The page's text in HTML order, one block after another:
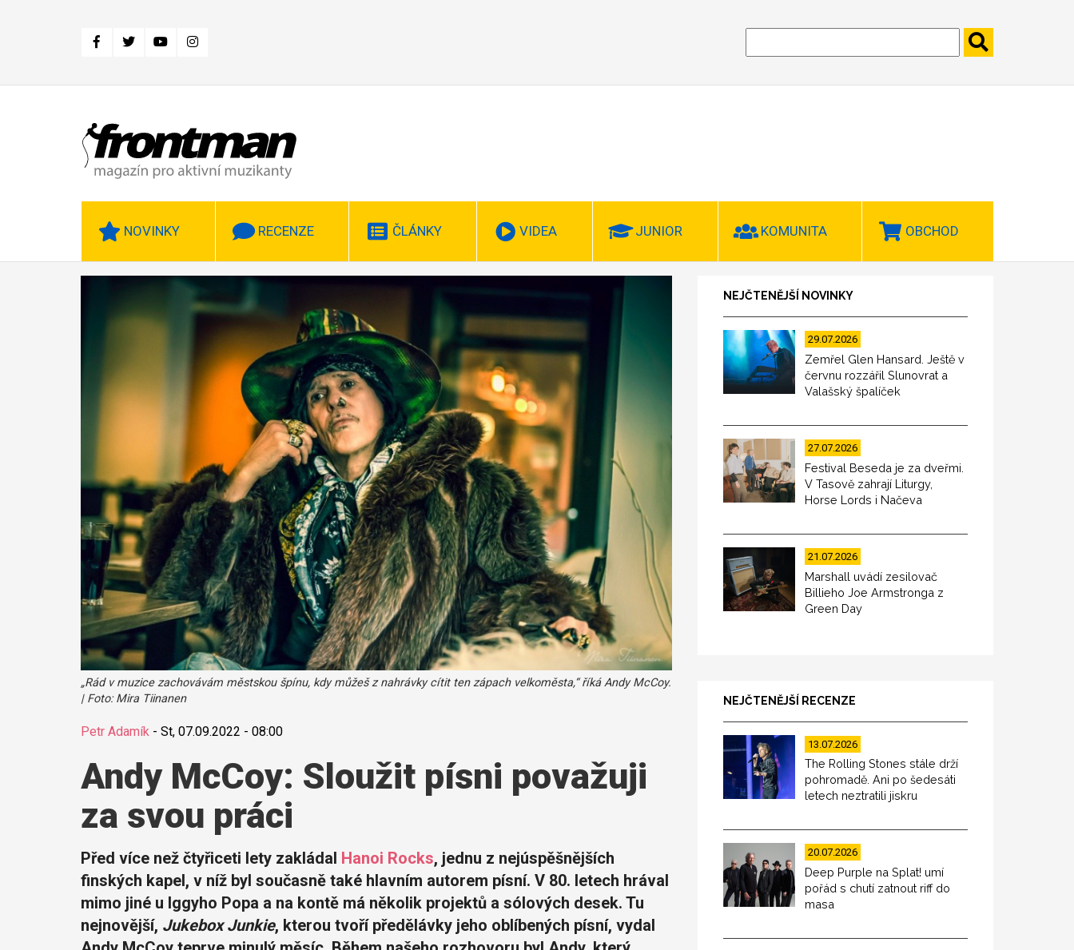
NOVINKY RECENZE ČLÁNKY VIDEA JUNIOR KOMUNITA OBCHOD
„Rád v muzice zachovávám městskou špínu, kdy můžeš z nahrávky cítit ten zápach velkoměsta,“ říká Andy McCoy.
| Foto: Mira Tiinanen
Petr Adamík - St, 07.09.2022 - 08:00
Andy McCoy: Sloužit písni považuji
za svou práci
Před více než čtyřiceti lety zakládal Hanoi Rocks, jednu z nejúspěšnějších
finských kapel, v níž byl současně také hlavním autorem písní. V 80. letech hrával
mimo jiné u Iggyho Popa a na kontě má několik projektů a sólových desek. Tu
nejnovější, Jukebox Junkie, kterou tvoří předělávky jeho oblíbených písní, vydal
NEJČTENĚJŠÍ NOVINKY
29.07.2026
Zemřel Glen Hansard. Ještě v
červnu rozzářil Slunovrat a
Valašský špalíček
27.07.2026
Festival Beseda je za dveřmi.
V Tasově zahrají Liturgy,
Horse Lords i Načeva
21.07.2026
Marshall uvádí zesilovač
Billieho Joe Armstronga z
Green Day
NEJČTENĚJŠÍ RECENZE
13.07.2026
The Rolling Stones stále drží
pohromadě. Ani po šedesáti
letech neztratili jiskru
20.07.2026
Deep Purple na Splat! umí
pořád s chutí zatnout riff do
masa